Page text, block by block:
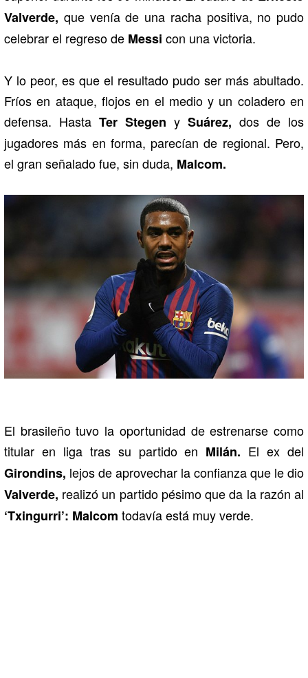
Valverde, que venía de una racha positiva, no pudo
celebrar el regreso de Messi con una victoria.
Y lo peor, es que el resultado pudo ser más abultado.
Fríos en ataque, flojos en el medio y un coladero en
defensa. Hasta Ter Stegen y Suárez, dos de los
jugadores más en forma, parecían de regional. Pero,
el gran señalado fue, sin duda, Malcom.
El brasileño tuvo la oportunidad de estrenarse como
titular en liga tras su partido en Milán. El ex del
Girondins, lejos de aprovechar la confianza que le dio
Valverde, realizó un partido pésimo que da la razón al
‘Txingurri’: Malcom todavía está muy verde.